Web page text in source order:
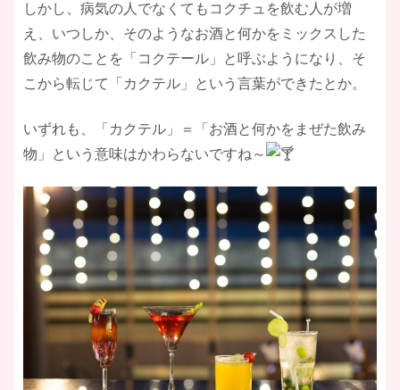
しかし、病気の人でなくてもコクチュを飲む人が増
え、いつしか、そのようなお酒と何かをミックスした
飲み物のことを「コクテール」と呼ぶようになり、そ
こから転じて「カクテル」という言葉ができたとか。
いずれも、「カクテル」＝「お酒と何かをまぜた飲み
物」という意味はかわらないですね～